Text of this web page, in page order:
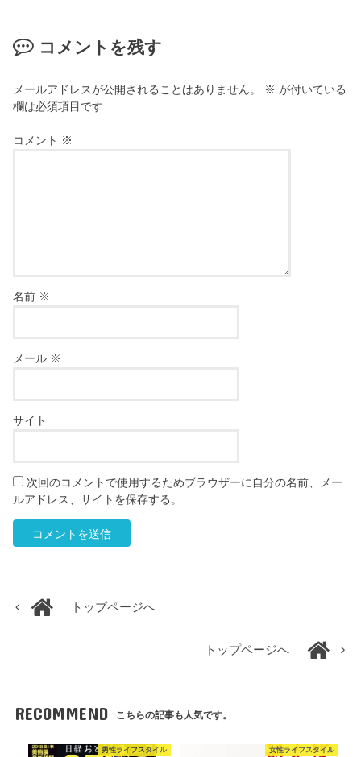
コメントを残す
メールアドレスが公開されることはありません。 ※ が付いている
欄は必須項目です
コメント ※
名前 ※
メール ※
サイト
次回のコメントで使用するためブラウザーに自分の名前、メー
ルアドレス、サイトを保存する。
トップページへ
トップページへ
RECOMMEND こちらの記事も人気です。
男性ライフスタイル 女性ライフスタイル